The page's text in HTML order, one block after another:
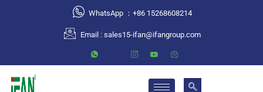
WhatsApp ：+86 15268608214
Email : sales15-ifan@ifangroup.com